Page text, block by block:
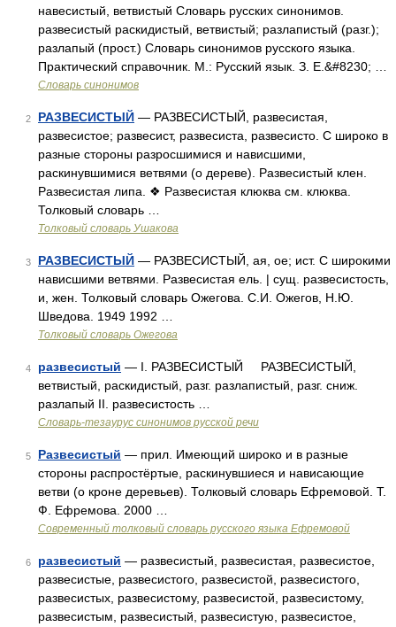
навесистый, ветвистый Словарь русских синонимов.
развесистый раскидистый, ветвистый; разлапистый (разг.);
разлапый (прост.) Словарь синонимов русского языка.
Практический справочник. М.: Русский язык. З. Е.&#8230; …
Словарь синонимов
2 РАЗВЕСИСТЫЙ — РАЗВЕСИСТЫЙ, развесистая,
развесистое; развесист, развесиста, развесисто. С широко в
разные стороны разросшимися и нависшими,
раскинувшимися ветвями (о дереве). Развесистый клен.
Развесистая липа. ❖ Развесистая клюква см. клюква.
Толковый словарь …
Толковый словарь Ушакова
3 РАЗВЕСИСТЫЙ — РАЗВЕСИСТЫЙ, ая, ое; ист. С широкими
нависшими ветвями. Развесистая ель. | сущ. развесистость,
и, жен. Толковый словарь Ожегова. С.И. Ожегов, Н.Ю.
Шведова. 1949 1992 …
Толковый словарь Ожегова
4 развесистый — I. РАЗВЕСИСТЫЙ РАЗВЕСИСТЫЙ,
ветвистый, раскидистый, разг. разлапистый, разг. сниж.
разлапый II. развесистость …
Словарь-тезаурус синонимов русской речи
5 Развесистый — прил. Имеющий широко и в разные
стороны распростёртые, раскинувшиеся и нависающие
ветви (о кроне деревьев). Толковый словарь Ефремовой. Т.
Ф. Ефремова. 2000 …
Современный толковый словарь русского языка Ефремовой
6 развесистый — развесистый, развесистая, развесистое,
развесистые, развесистого, развесистой, развесистого,
развесистых, развесистому, развесистой, развесистому,
развесистым, развесистый, развесистую, развесистое,